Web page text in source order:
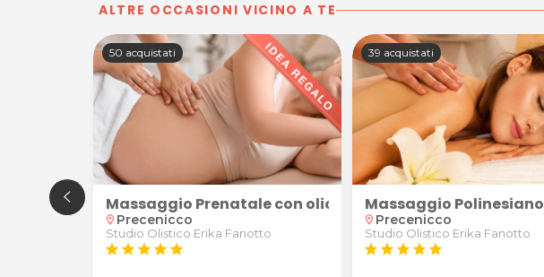
ALTRE OCCASIONI VICINO A TE
anticellulite e drenante
50 acquistati
Massaggio Prenatale con olio di cocco bio deodorato
location_on Precenicco
Studio Olistico Erika Fanotto
star star star star star
39 acquistati
Massaggio Polinesiano
location_on Precenicco
Studio Olistico Erika Fanotto
star star star star star